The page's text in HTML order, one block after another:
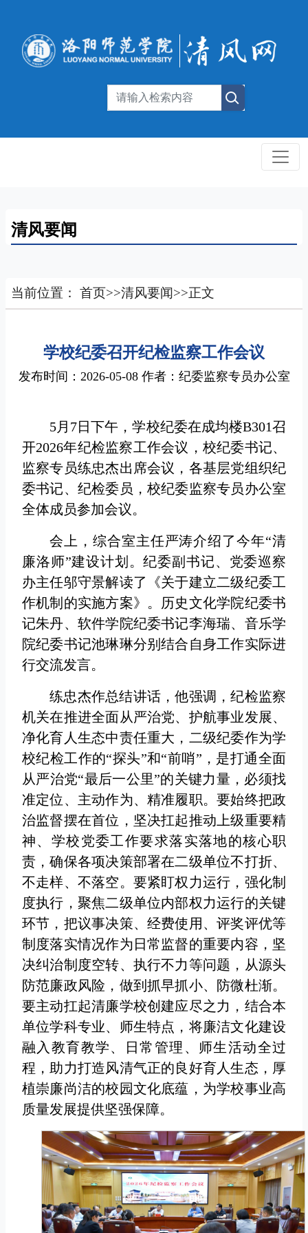
清风要闻
当前位置： 首页>>清风要闻>>正文
学校纪委召开纪检监察工作会议
发布时间：2026-05-08 作者：纪委监察专员办公室
5月7日下午，学校纪委在成均楼B301召
开2026年纪检监察工作会议，校纪委书记、
监察专员练忠杰出席会议，各基层党组织纪
委书记、纪检委员，校纪委监察专员办公室
全体成员参加会议。
会上，综合室主任严涛介绍了今年“清
廉洛师”建设计划。纪委副书记、党委巡察
办主任邬守景解读了《关于建立二级纪委工
作机制的实施方案》。历史文化学院纪委书
记朱丹、软件学院纪委书记李海瑞、音乐学
院纪委书记池琳琳分别结合自身工作实际进
行交流发言。
练忠杰作总结讲话，他强调，纪检监察
机关在推进全面从严治党、护航事业发展、
净化育人生态中责任重大，二级纪委作为学
校纪检工作的“探头”和“前哨”，是打通全面
从严治党“最后一公里”的关键力量，必须找
准定位、主动作为、精准履职。要始终把政
治监督摆在首位，坚决扛起推动上级重要精
神、学校党委工作要求落实落地的核心职
责，确保各项决策部署在二级单位不打折、
不走样、不落空。要紧盯权力运行，强化制
度执行，聚焦二级单位内部权力运行的关键
环节，把议事决策、经费使用、评奖评优等
制度落实情况作为日常监督的重要内容，坚
决纠治制度空转、执行不力等问题，从源头
防范廉政风险，做到抓早抓小、防微杜渐。
要主动扛起清廉学校创建应尽之力，结合本
单位学科专业、师生特点，将廉洁文化建设
融入教育教学、日常管理、师生活动全过
程，助力打造风清气正的良好育人生态，厚
植崇廉尚洁的校园文化底蕴，为学校事业高
质量发展提供坚强保障。